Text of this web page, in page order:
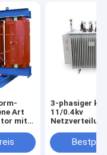
Art
mit
3-phasiger
11/0.4kv